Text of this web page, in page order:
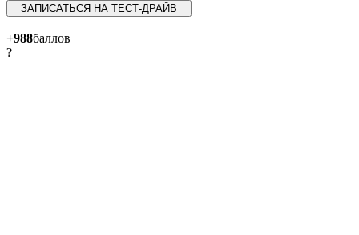
ЗАПИСАТЬСЯ НА ТЕСТ-ДРАЙВ
+988баллов
?